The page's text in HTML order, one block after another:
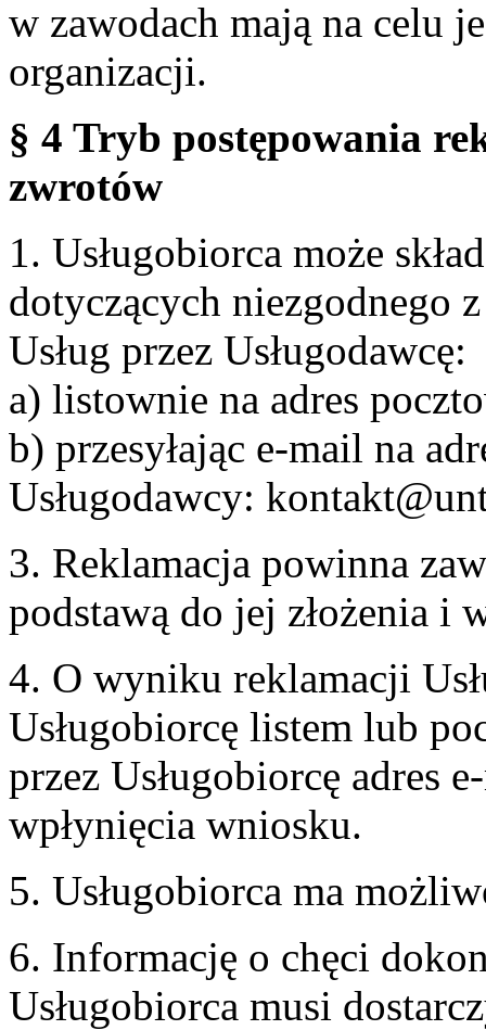
w zawodach mają na celu
organizacji.
§ 4 Tryb postępowania
zwrotów
1. Usługobiorca może
dotyczących niezgodnego
Usług przez Usługodawcę:
a) listownie na adres
b) przesyłając e-mail na
Usługodawcy:
3. Reklamacja powinna
podstawą do jej złożenia i
4. O wyniku reklamacji
Usługobiorcę listem lub
przez Usługobiorcę adres
wpłynięcia wniosku.
5. Usługobiorca ma
6. Informację o chęci
Usługobiorca musi